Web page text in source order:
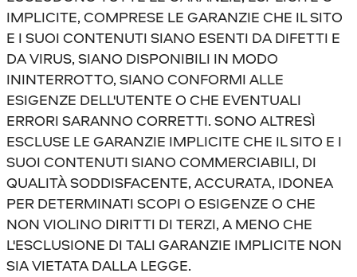
IMPLICITE, COMPRESE LE GARANZIE CHE IL SITO
E I SUOI CONTENUTI SIANO ESENTI DA DIFETTI E
DA VIRUS, SIANO DISPONIBILI IN MODO
ININTERROTTO, SIANO CONFORMI ALLE
ESIGENZE DELL'UTENTE O CHE EVENTUALI
ERRORI SARANNO CORRETTI. SONO ALTRESÌ
ESCLUSE LE GARANZIE IMPLICITE CHE IL SITO E I
SUOI CONTENUTI SIANO COMMERCIABILI, DI
QUALITÀ SODDISFACENTE, ACCURATA, IDONEA
PER DETERMINATI SCOPI O ESIGENZE O CHE
NON VIOLINO DIRITTI DI TERZI, A MENO CHE
L'ESCLUSIONE DI TALI GARANZIE IMPLICITE NON
SIA VIETATA DALLA LEGGE.